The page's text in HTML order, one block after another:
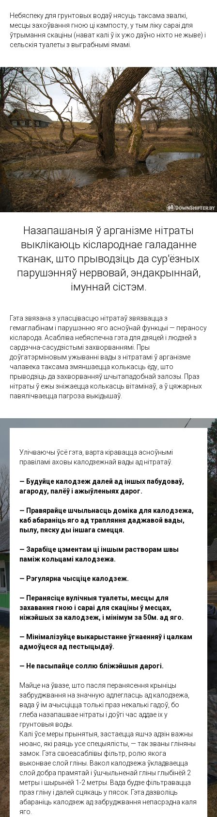
Небяспеку для грунтовых водаў нясуць таксама звалкі,
месцы захоўвання гною ці кампосту, у тым ліку сараі для
ўтрымання скаціны (нават калі ў іх ужо даўно ніхто не жыве) і
сельскія туалеты з выграбнымі ямамі.
Назапашаныя ў арганізме нітраты
выклікаюць кіслароднае галаданне
тканак, што прыводзіць да сур'ёзных
парушэнняў нервовай, эндакрыннай,
імуннай сістэм.
Гэта звязана з уласцівасцю нітратаў звязвацца з
гемаглабінам і парушэнню яго асноўнай функцыі — пераносу
кісларода. Асабліва небяспечна гэта для дзяцей і людзей з
сардэчна-сасудзістымі захворваннямі. Пры
доўгатэрміновым ужыванні вады з нітратамі ў арганізме
чалавека таксама змяншаецца колькасць ёду, што
прыводзіць да захворванняў шчытападобнай залозы. Праз
нітраты ў ежы зніжаецца колькасць вітамінаў, а ў цяжарных
павялічваецца пагроза выкідышаў.
Улічваючы ўсё гэта, варта кіравацца асноўнымі
правіламі аховы калодзежнай вады ад нітратаў.
— Будуйце калодзеж далей ад іншых пабудоваў,
агароду, палёў і ажыўленыях дарог.
— Правярайце шчыльнасць доміка для калодзежа,
каб абараніць яго ад трапляння даджавой вады,
пылу, пяску ды іншага смецця.
— Зарабіце цэментам ці іншым растворам швы
паміж кольцамі калодзежа.
— Рэгулярна чысціце калодзеж.
— Перанясіце вулічныя туалеты, месцы для
захавання гною і сараі для скаціны ў месцах,
ніжэйшых за калодзеж, і мінімум за 50м. ад яго.
— Мінімалізуйце выкарыстанне ўгнаенняў і цалкам
адмоўцеся ад пестыцыдаў.
— Не пасыпайце соллю бліжэйшыя дарогі.
Майце на ўвазе, што пасля перанясення крыніцы
забруджвання на значную адлегласць ад калодзежа,
вада ў ім ачысціцца толькі праз некалькі гадоў, бо
глеба назапашвае нітраты і доўгі час аддае іх у
грунтовыя воды.
Калі ўсе меры прынятыя, застаецца яшчэ адзін важны
нюанс, які раяць усе спецыялісты, — так званы гліняны
замок. Гэта своеасаблівы фільтр, ролю якога
выконвае слой гліны. Вакол калодзежа ўкладваецца
слой добра прамятай і ўшчыльненай гліны глыбінёй 2
метры і шырынёй 1-2 метры. Вада будзе фільтравацца
праз гліну і далей сцякаць у пясок. Гэта дазволіць
абараніць калодзеж ад забруджвання непасрэдна каля
яго.